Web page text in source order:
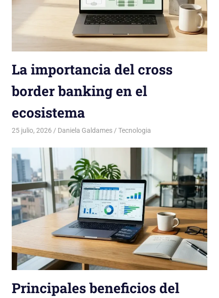
La importancia del cross
border banking en el
ecosistema
25 julio, 2026 Daniela Galdames Tecnologia
Principales beneficios del